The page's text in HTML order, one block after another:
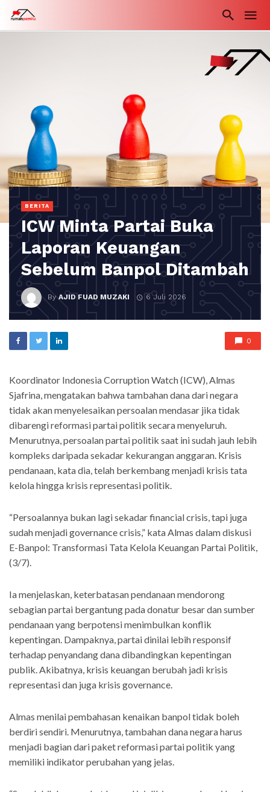
BERITA
ICW Minta Partai Buka
Laporan Keuangan
Sebelum Banpol Ditambah
ByAJID FUAD MUZAKI 6 Juli 2026
0
Koordinator Indonesia Corruption Watch (ICW), Almas
Sjafrina, mengatakan bahwa tambahan dana dari negara
tidak akan menyelesaikan persoalan mendasar jika tidak
dibarengi reformasi partai politik secara menyeluruh.
Menurutnya, persoalan partai politik saat ini sudah jauh lebih
kompleks daripada sekadar kekurangan anggaran. Krisis
pendanaan, kata dia, telah berkembang menjadi krisis tata
kelola hingga krisis representasi politik.
“Persoalannya bukan lagi sekadar financial crisis, tapi juga
sudah menjadi governance crisis,” kata Almas dalam diskusi
E-Banpol: Transformasi Tata Kelola Keuangan Partai Politik,
(3/7).
Ia menjelaskan, keterbatasan pendanaan mendorong
sebagian partai bergantung pada donatur besar dan sumber
pendanaan yang berpotensi menimbulkan konflik
kepentingan. Dampaknya, partai dinilai lebih responsif
terhadap penyandang dana dibandingkan kepentingan
publik. Akibatnya, krisis keuangan berubah jadi krisis
representasi dan juga krisis governance.
Almas menilai pembahasan kenaikan banpol tidak boleh
berdiri sendiri. Menurutnya, tambahan dana negara harus
menjadi bagian dari paket reformasi partai politik yang
memiliki indikator perubahan yang jelas.